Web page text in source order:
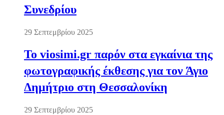
Συνεδρίου
29 Σεπτεμβρίου 2025
Το viosimi.gr παρόν στα εγκαίνια της
φωτογραφικής έκθεσης για τον Άγιο
Δημήτριο στη Θεσσαλονίκη
29 Σεπτεμβρίου 2025